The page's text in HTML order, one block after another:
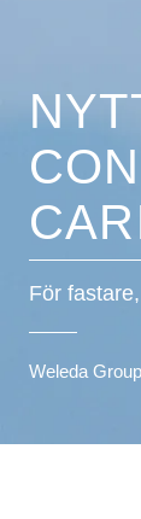
För
Weleda Group